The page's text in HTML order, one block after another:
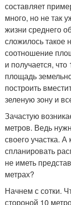
составляет
много, но не так
жизни среднего
сложилось такое
соотношение
и получается,
площадь
построить
зеленую зону и
Зачастую
метров. Ведь
своего участка.
спланировать
не иметь
метрах?
Начнем с сотки.
стороной 10